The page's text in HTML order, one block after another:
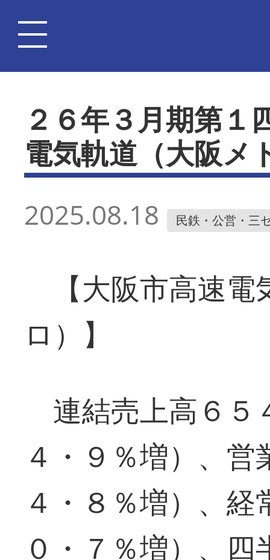
２６年３月期第
電気軌道（大阪メ
2025.08.18 民鉄・公営・三
【大阪市高速電
ロ）】
連結売上高６５
４・９％増）、
４・８％増）、
０・７％増）、